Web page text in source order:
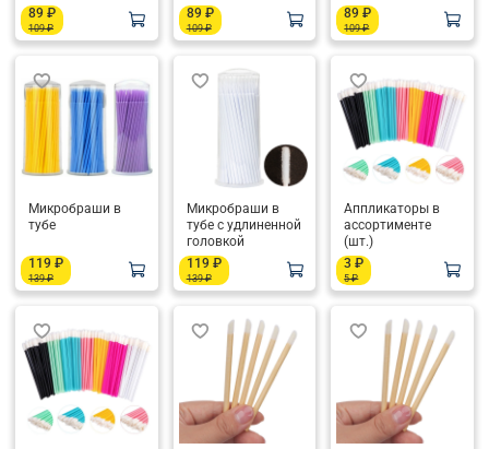
89 ₽
109 ₽
89 ₽
109 ₽
89 ₽
109 ₽
Микробраши в
тубе
119 ₽
139 ₽
Микробраши в
тубе с удлиненной
головкой
119 ₽
139 ₽
Аппликаторы в
ассортименте
(шт.)
3 ₽
5 ₽